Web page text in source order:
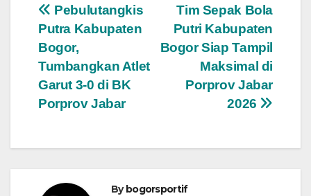
Navigasi
pos
Tim Sepak Bola
Putri Kabupaten
Bogor Siap Tampil
Maksimal di
Porprov Jabar
2026
Pebulutangkis
Putra Kabupaten
Bogor,
Tumbangkan Atlet
Garut 3-0 di BK
Porprov Jabar
Bybogorsportif